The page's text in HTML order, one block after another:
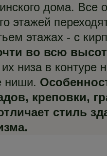
дома.
этажей
этажах - с
во всю
низа в
ниши.
креповки,
стиль